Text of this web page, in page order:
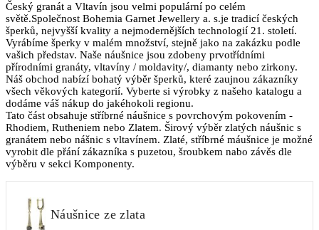
Český granát a Vltavín jsou velmi populární po celém
světě.Společnost Bohemia Garnet Jewellery a. s.je tradicí českých
šperků, nejvyšší kvality a nejmodernějších technologií 21. století.
Vyrábíme šperky v malém množství, stejně jako na zakázku podle
vašich představ. Naše náušnice jsou zdobeny prvotřídními
přírodními granáty, vltavíny / moldavity/, diamanty nebo zirkony.
Náš obchod nabízí bohatý výběr šperků, které zaujnou zákazníky
všech věkových kategorií. Vyberte si výrobky z našeho katalogu a
dodáme váš nákup do jakéhokoli regionu.
Tato část obsahuje stříbrné náušnice s povrchovým pokovením -
Rhodiem, Rutheniem nebo Zlatem. Širový výběr zlatých náušnic s
granátem nebo nášnic s vltavínem. Zlaté, stříbrné máušnice je možné
vyrobit dle přání zákazníka s puzetou, šroubkem nabo závěs dle
výběru v sekci Komponenty.
Náušnice ze zlata